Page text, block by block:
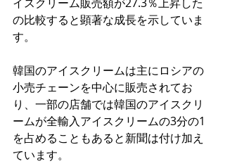
の比較すると顕著な成長を示していま
す。
韓国のアイスクリームは主にロシアの
小売チェーンを中心に販売されてお
り、一部の店舗では韓国のアイスクリ
ームが全輸入アイスクリームの3分の1
を占めることもあると新聞は付け加え
ています。